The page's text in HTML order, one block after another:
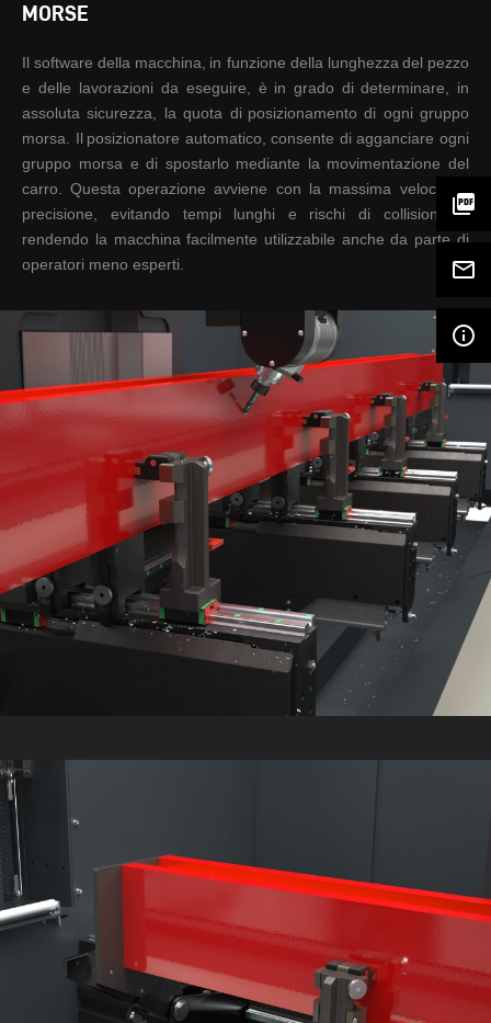
picture_as_pdf
mail_outline
info_outline
MORSE
Il software della macchina, in funzione della lunghezzadel pezzo
e delle lavorazioni da eseguire, è in grado di determinare, in
assolutasicurezza, la quota di posizionamento di ogni gruppo
morsa. Il posizionatore automatico, consente di agganciare ogni
gruppo morsa e di spostarlo mediante la movimentazione del
carro. Questa operazione avviene con la massima velocità e
precisione, evitando tempi
lunghi e rischi di collisione e
rendendo la macchina facilmente utilizzabile anche da parte di
operatori meno esperti.